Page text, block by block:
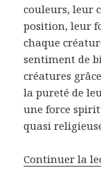
couleurs, leur
position, leur
chaque
sentiment de
créatures
la pureté de
une force
quasi
Continuer la